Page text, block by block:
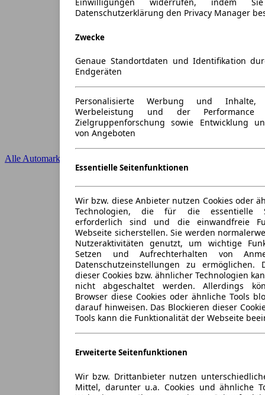
Alle Automarken
Einwilligungen widerrufen, indem
Datenschutzerklärung den Privacy Manager
Zwecke
Genaue Standortdaten und Identifikation
Endgeräten
Personalisierte Werbung und Inhalte,
Werbeleistung und der
Zielgruppenforschung sowie Entwicklung
von Angeboten
Essentielle Seitenfunktionen
Wir bzw. diese Anbieter nutzen Cookies oder
Technologien, die für die essentielle
erforderlich sind und die einwandfreie
Webseite sicherstellen. Sie werden
Nutzeraktivitäten genutzt, um wichtige
Setzen und Aufrechterhalten von
Datenschutzeinstellungen zu ermöglichen.
dieser Cookies bzw. ähnlicher Technologien
nicht abgeschaltet werden. Allerdings
Browser diese Cookies oder ähnliche Tools
darauf hinweisen. Das Blockieren dieser
Tools kann die Funktionalität der Webseite
Erweiterte Seitenfunktionen
Wir bzw. Drittanbieter nutzen
Mittel, darunter u.a. Cookies und ähnliche